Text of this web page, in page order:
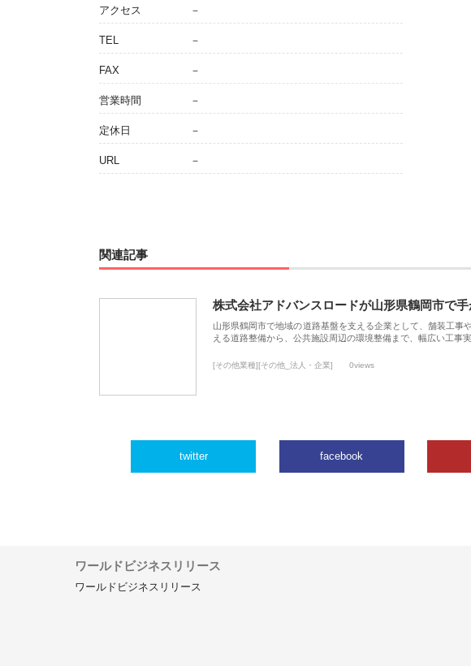
アクセス －
TEL －
FAX －
営業時間 －
定休日 －
URL －
関連記事
株式会社アドバンスロードが山形県鶴岡市で
山形県鶴岡市で地域の道路基盤を支える企業として、舗装工
える道路整備から、公共施設周辺の環境整備まで、幅広い工事
[その他業種][その他_法人・企業] 0views
twitter facebook
ワールドビジネスリリース
ワールドビジネスリリース